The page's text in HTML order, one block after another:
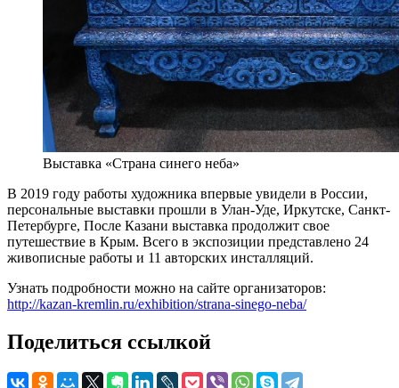
Выставка «Страна синего неба»
В 2019 году работы художника впервые увидели в России,
персональные выставки прошли в Улан-Уде, Иркутске, Санкт-
Петербурге, После Казани выставка продолжит свое
путешествие в Крым. Всего в экспозиции представлено 24
живописные работы и 11 авторских инсталляций.
Узнать подробности можно на сайте организаторов:
http://kazan-kremlin.ru/exhibition/strana-sinego-neba/
Поделиться ссылкой